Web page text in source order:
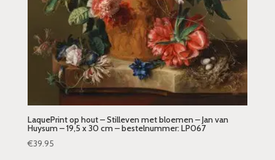
LaquePrint op hout – Stilleven met bloemen – Jan van
Huysum – 19,5 x 30 cm – bestelnummer: LP067
€39.95